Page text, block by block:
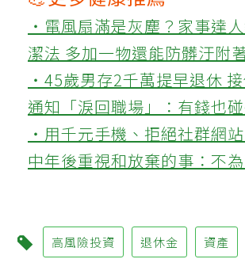
‧電風扇滿是灰塵？家事達
潔法 多加一物還能防髒汙附
‧45歲男存2千萬提早退休
通知「淚回職場」：有錢也
‧用千元手機、拒絕社群網
中年後重視和放棄的事：不
高風險投資 退休金 資產